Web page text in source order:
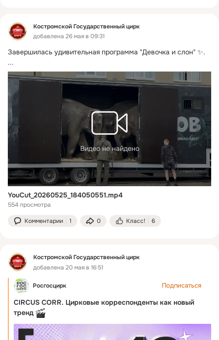
Костромской Государственный цирк
добавлена 26 мая в 09:31
Завершилась удивительная программа "Девочка и слон" ✨.
...
Видео не найдено
YouCut_20260525_184050551.mp4
554 просмотра
Комментарии 1 0 Класс! 6
Костромской Государственный цирк
добавлена 20 мая в 16:51
Росгосцирк Подписаться
CIRCUS CORR. Цирковые корреспонденты как новый
тренд